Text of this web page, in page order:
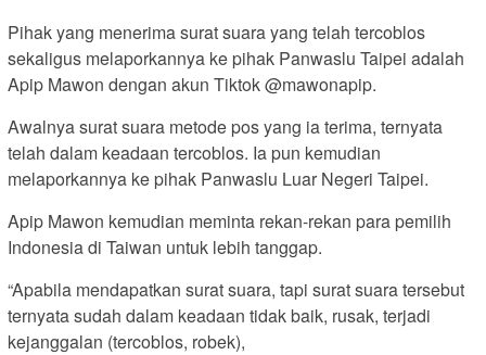
Pihak yang menerima surat suara yang telah tercoblos
sekaligus melaporkannya ke pihak Panwaslu Taipei adalah
Apip Mawon dengan akun Tiktok @mawonapip.
Awalnya surat suara metode pos yang ia terima, ternyata
telah dalam keadaan tercoblos. Ia pun kemudian
melaporkannya ke pihak Panwaslu Luar Negeri Taipei.
Apip Mawon kemudian meminta rekan-rekan para pemilih
Indonesia di Taiwan untuk lebih tanggap.
“Apabila mendapatkan surat suara, tapi surat suara tersebut
ternyata sudah dalam keadaan tidak baik, rusak, terjadi
kejanggalan (tercoblos, robek),